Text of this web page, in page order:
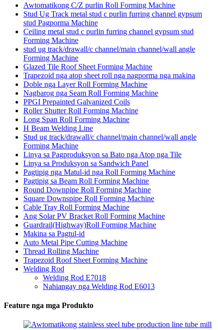
Awtomatikong C/Z purlin Roll Forming Machine
Stud Ug Track metal stud c purlin furring channel gypsum
stud Pagporma Machine
Ceiling metal stud c purlin furring channel gypsum stud
Forming Machine
stud ug track/drawall/c channel/main channel/wall angle
Forming Machine
Glazed Tile Roof Sheet Forming Machine
Trapezoid nga atop sheet roll nga nagporma nga makina
Doble nga Layer Roll Forming Machine
Nagbarog nga Seam Roll Forming Machine
PPGI Prepainted Galvanized Coils
Roller Shutter Roll Forming Machine
Long Span Roll Forming Machine
H Beam Welding Line
Stud ug track/drawall/c channel/main channel/wall angle
Forming Machine
Linya sa Pagproduksyon sa Bato nga Atop nga Tile
Linya sa Produksyon sa Sandwich Panel
Pagtipig nga Matul-id nga Roll Forming Machine
Pagtipig sa Beam Roll Forming Machine
Round Downpipe Roll Forming Machine
Square Downspipe Roll Forming Machine
Cable Tray Roll Forming Machine
Ang Solar PV Bracket Roll Forming Machine
Guardrail(Highway)Roll Forming Machine
Makina sa Pagtul-id
Auto Metal Pipe Cutting Machine
Thread Rolling Machine
Trapezoid Roof Sheet Forming Machine
Welding Rod
Welding Rod E7018
Nahiangay nga Welding Rod E6013
Feature nga mga Produkto